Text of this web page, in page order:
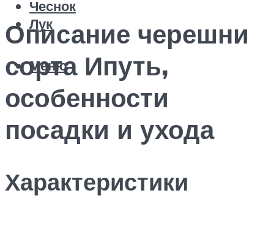
Чеснок
Лук
Меню
Описание черешни
сорта Ипуть,
особенности
посадки и ухода
Характеристики